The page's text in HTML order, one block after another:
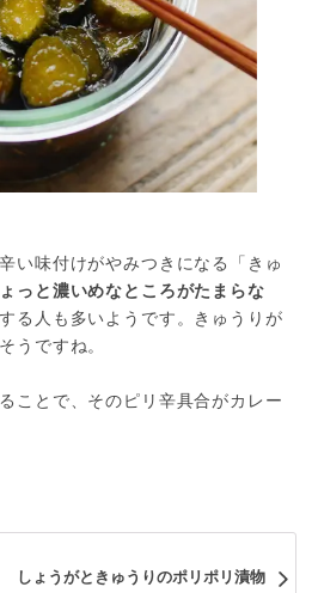
い味付けがやみつきになる「きゅ
ょっと濃いめなところがたまらな
る人も多いようです。きゅうりが
うですね。
ことで、そのピリ辛具合がカレー
しょうがときゅうりのポリポリ漬物